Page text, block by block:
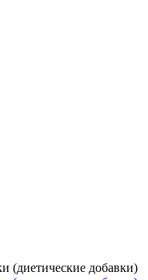
(диетические добавки)